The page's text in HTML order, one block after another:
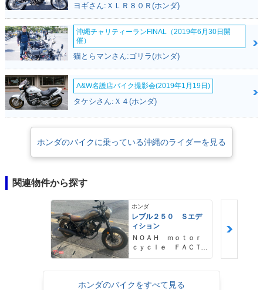
ヨギさん:ＸＬＲ８０Ｒ(ホンダ)
沖縄チャリティーランFINAL（2019年6月30日開
催）
猫とらマンさん:ゴリラ(ホンダ)
A&W名護店バイク撮影会(2019年1月19日)
タケシさん:Ｘ４(ホンダ)
ホンダのバイクに乗っている沖縄のライダーを見る
関連物件から探す
ホンダ
レブル２５０ Ｓエデ
ィション
ＮＯＡＨ ｍｏｔｏｒ
ｃｙｃｌｅ ＦＡＣＴ
ホンダのバイクをすべて見る